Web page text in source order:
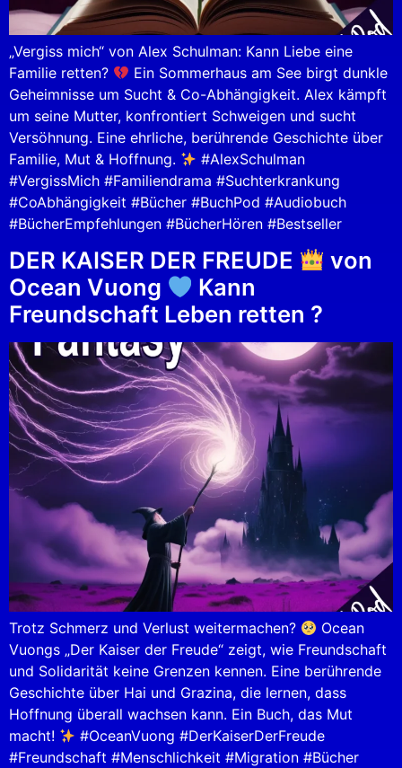
„Vergiss mich“ von Alex Schulman: Kann Liebe eine
Familie retten?
Ein Sommerhaus am See birgt dunkle
Geheimnisse um Sucht & Co-Abhängigkeit. Alex kämpft
um seine Mutter, konfrontiert Schweigen und sucht
Versöhnung. Eine ehrliche, berührende Geschichte über
Familie, Mut & Hoffnung.
#AlexSchulman
#VergissMich #Familiendrama #Suchterkrankung
#CoAbhängigkeit #Bücher #BuchPod #Audiobuch
#BücherEmpfehlungen #BücherHören #Bestseller
DER KAISER DER FREUDE
von
Ocean Vuong
Kann
Freundschaft Leben retten ?
Trotz Schmerz und Verlust weitermachen?
Ocean
Vuongs „Der Kaiser der Freude“ zeigt, wie Freundschaft
und Solidarität keine Grenzen kennen. Eine berührende
Geschichte über Hai und Grazina, die lernen, dass
Hoffnung überall wachsen kann. Ein Buch, das Mut
macht!
#OceanVuong #DerKaiserDerFreude
#Freundschaft #Menschlichkeit #Migration #Bücher